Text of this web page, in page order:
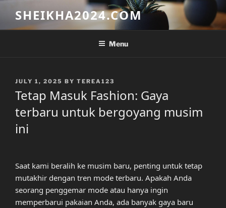
content
SHEIKHA2024.COM
Menu
POSTED
JULY 1, 2025 BY TEREA123
Tetap Masuk Fashion: Gaya
terbaru untuk bergoyang musim
ini
Saat kami beralih ke musim baru, penting untuk tetap
mutakhir dengan tren mode terbaru. Apakah Anda
seorang penggemar mode atau hanya ingin
memperbarui pakaian Anda, ada banyak gaya baru